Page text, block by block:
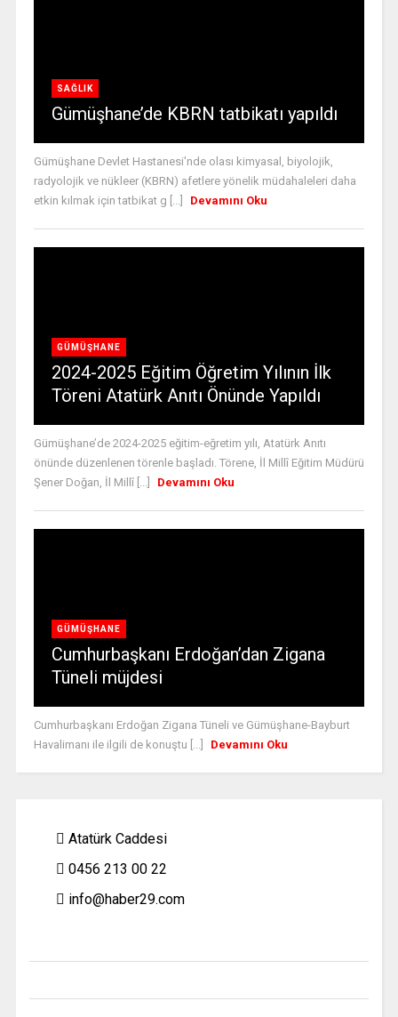
SAĞLIK
Gümüşhane’de KBRN tatbikatı yapıldı
Gümüşhane Devlet Hastanesi'nde olası kimyasal, biyolojik,
radyolojik ve nükleer (KBRN) afetlere yönelik müdahaleleri daha
etkin kılmak için tatbikat g [...]
Devamını Oku
GÜMÜŞHANE
2024-2025 Eğitim Öğretim Yılının İlk
Töreni Atatürk Anıtı Önünde Yapıldı
Gümüşhane’de 2024-2025 eğitim-eğretim yılı, Atatürk Anıtı
önünde düzenlenen törenle başladı. Törene, İl Millî Eğitim Müdürü
Şener Doğan, İl Millî [...]
Devamını Oku
GÜMÜŞHANE
Cumhurbaşkanı Erdoğan’dan Zigana
Tüneli müjdesi
Cumhurbaşkanı Erdoğan Zigana Tüneli ve Gümüşhane-Bayburt
Havalimanı ile ilgili de konuştu [...]
Devamını Oku
Atatürk Caddesi
0456 213 00 22
info@haber29.com